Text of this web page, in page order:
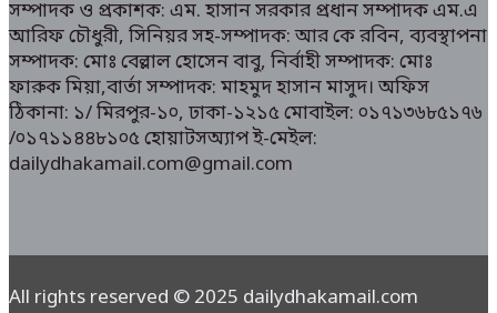
সম্পাদক ও প্রকাশক: এম. হাসান সরকার প্রধান সম্পাদক এম.এ
আরিফ চৌধুরী, সিনিয়র সহ-সম্পাদক: আর কে রবিন, ব্যবস্থাপনা
সম্পাদক: মোঃ বেল্লাল হোসেন বাবু, নির্বাহী সম্পাদক: মোঃ
ফারুক মিয়া,বার্তা সম্পাদক: মাহমুদ হাসান মাসুদ। অফিস
ঠিকানা: ১/ মিরপুর-১০, ঢাকা-১২১৫ মোবাইল: ০১৭১৩৬৮৫১৭৬
/০১৭১১৪৪৮১০৫ হোয়াটসঅ্যাপ ই-মেইল:
dailydhakamail.com@gmail.com
All rights reserved © 2025 dailydhakamail.com